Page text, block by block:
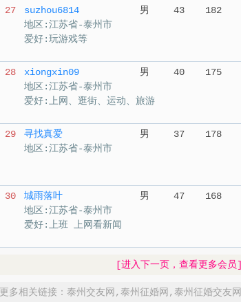
27 suzhou6814 男 43 182
地区:江苏省-泰州市
爱好:玩游戏等
28 xiongxin09 男 40 175
地区:江苏省-泰州市
爱好:上网、逛街、运动、旅游
29 寻找真爱 男 37 178
地区:江苏省-泰州市
30 城雨落叶 男 47 168
地区:江苏省-泰州市
爱好:上班 上网看新闻
[进入下一页，查看更多会员]
更多相关链接： 泰州交友网 , 泰州征婚网 , 泰州征婚交友网